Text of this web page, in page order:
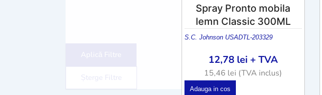
Spray Pronto mobila
lemn Classic 300ML
S.C. Johnson USADTL-203329
12,78 lei + TVA
15,46 lei (TVA inclus)
Adauga in cos